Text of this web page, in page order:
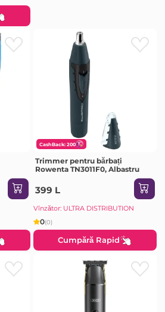
CashBack: 200
Trimmer pentru bărbați
Rowenta TN3011F0, Albastru
399 L
Vînzător: ULTRA DISTRIBUTION
0(0)
Cumpără Rapid